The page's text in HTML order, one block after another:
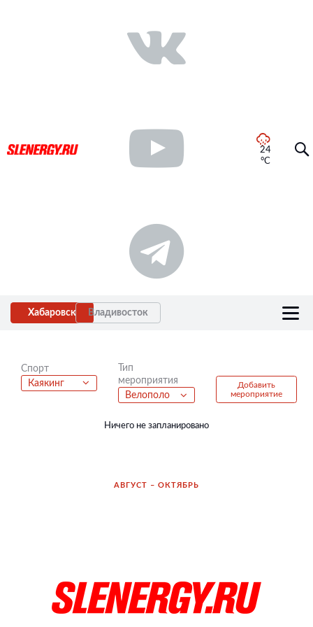
24
°C
Хабаровск Владивосток
Спорт
Каякинг
Тип
мероприятия
Велополо
Добавить
мероприятие
Ничего не запланировано
АВГУСТ – ОКТЯБРЬ